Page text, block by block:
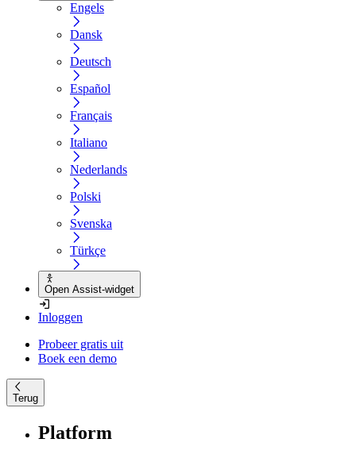
Engels
Dansk
Deutsch
Español
Français
Italiano
Nederlands
Polski
Svenska
Türkçe
Open Assist-widget
Inloggen
Probeer gratis uit
Boek een demo
Terug
Platform